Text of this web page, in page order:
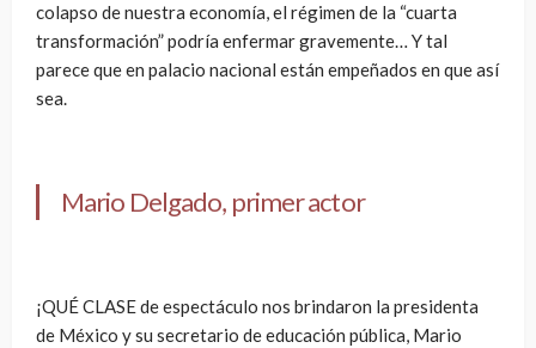
colapso de nuestra economía, el régimen de la “cuarta
transformación” podría enfermar gravemente… Y tal
parece que en palacio nacional están empeñados en que así
sea.
Mario Delgado, primer actor
¡QUÉ CLASE de espectáculo nos brindaron la presidenta
de México y su secretario de educación pública, Mario